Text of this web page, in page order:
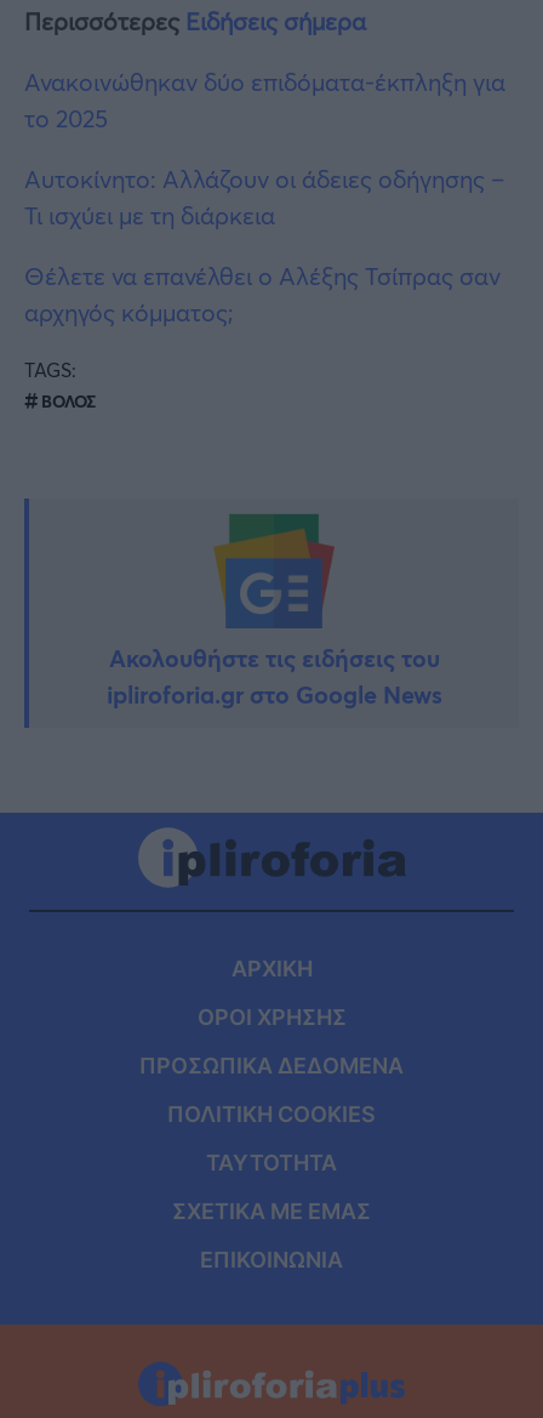
Περισσότερες Ειδήσεις σήμερα
Ανακοινώθηκαν δύο επιδόματα-έκπληξη για
το 2025
Αυτοκίνητο: Αλλάζουν οι άδειες οδήγησης –
Τι ισχύει με τη διάρκεια
Θέλετε να επανέλθει ο Αλέξης Τσίπρας σαν
αρχηγός κόμματος;
TAGS:
ΒΟΛΟΣ
Ακολουθήστε τις ειδήσεις του
ipliroforia.gr στο Google News
ΑΡΧΙΚΗ
ΟΡΟΙ ΧΡΗΣΗΣ
ΠΡΟΣΩΠΙΚΑ ΔΕΔΟΜΕΝΑ
ΠΟΛΙΤΙΚΗ COOKIES
ΤΑΥΤΟΤΗΤΑ
ΣΧΕΤΙΚΑ ΜΕ ΕΜΑΣ
ΕΠΙΚΟΙΝΩΝΙΑ